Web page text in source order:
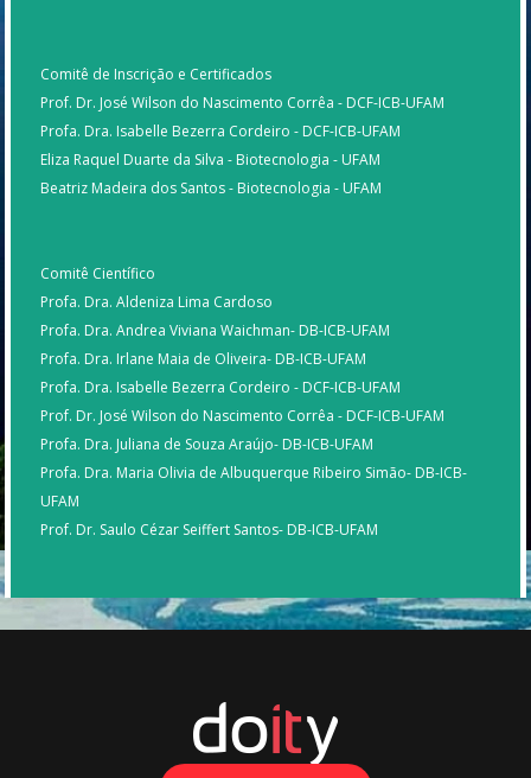
Comitê de Inscrição e Certificados
Prof. Dr. José Wilson do Nascimento Corrêa - DCF-ICB-UFAM
Profa. Dra. Isabelle Bezerra Cordeiro - DCF-ICB-UFAM
Eliza Raquel Duarte da Silva - Biotecnologia - UFAM
Beatriz Madeira dos Santos - Biotecnologia - UFAM
Comitê Científico
Profa. Dra. Aldeniza Lima Cardoso
Profa. Dra. Andrea Viviana Waichman- DB-ICB-UFAM
Profa. Dra. Irlane Maia de Oliveira- DB-ICB-UFAM
Profa. Dra. Isabelle Bezerra Cordeiro - DCF-ICB-UFAM
Prof. Dr. José Wilson do Nascimento Corrêa - DCF-ICB-UFAM
Profa. Dra. Juliana de Souza Araújo- DB-ICB-UFAM
Profa. Dra. Maria Olivia de Albuquerque Ribeiro Simão- DB-ICB-
UFAM
Prof. Dr. Saulo Cézar Seiffert Santos- DB-ICB-UFAM